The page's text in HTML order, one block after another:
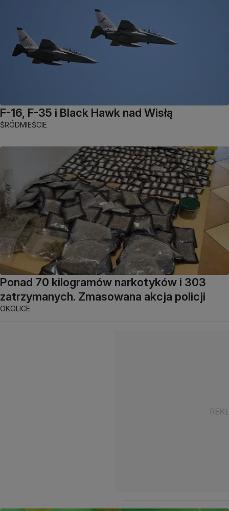
F-16, F-35 i Black Hawk nad Wisłą
ŚRÓDMIEŚCIE
Ponad 70 kilogramów narkotyków i 303
zatrzymanych. Zmasowana akcja policji
OKOLICE